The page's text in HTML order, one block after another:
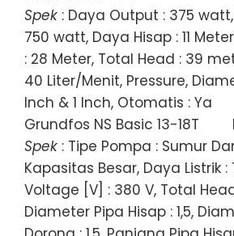
Spek : Daya Output : 375
750 watt, Daya Hisap : 11
: 28 Meter, Total Head : 39
40 Liter/Menit, Pressure,
Inch & 1 Inch, Otomatis : Ya
Grundfos NS Basic 13-18T
Spek : Tipe Pompa : Sumur
Kapasitas Besar, Daya Listrik
Voltage [V] : 380 V, Total
Diameter Pipa Hisap : 1,5,